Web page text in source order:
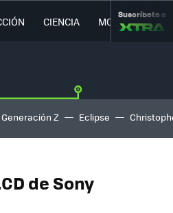
CIENCIA MOVILIDAD
Suscríbete a
Generación Z Eclipse
de Sony